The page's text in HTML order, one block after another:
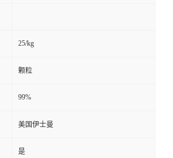
25/kg
颗粒
99%
美国伊士曼
是